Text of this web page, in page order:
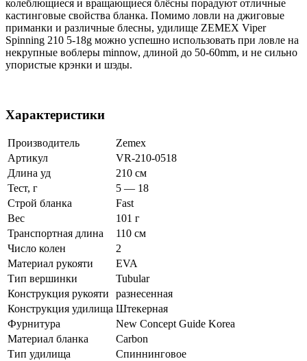
колеблющиеся и вращающиеся блёсны порадуют отличные
кастинговые свойства бланка. Помимо ловли на джиговые
приманки и различные блесны, удилище ZEMEX Viper
Spinning 210 5-18g можно успешно использовать при ловле на
некрупные воблеры minnow, длиной до 50-60mm, и не сильно
упористые крэнки и шэды.
Характеристики
Производитель
Zemex
Артикул
VR-210-0518
Длина уд
210 см
Тест, г
5 — 18
Строй бланка
Fast
Вес
101 г
Транспортная длина
110 см
Число колен
2
Материал рукояти
EVA
Тип вершинки
Tubular
Конструкция рукояти
разнесенная
Конструкция удилища Штекерная
Фурнитура
New Concept Guide Korea
Материал бланка
Carbon
Тип удилища
Спиннинговое